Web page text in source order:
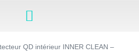
QD intérieur INNER CLEAN –